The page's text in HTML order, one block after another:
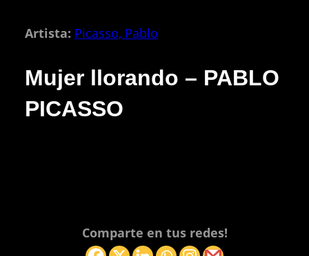
Artista: Picasso, Pablo
Mujer llorando – PABLO
PICASSO
Comparte en tus redes!